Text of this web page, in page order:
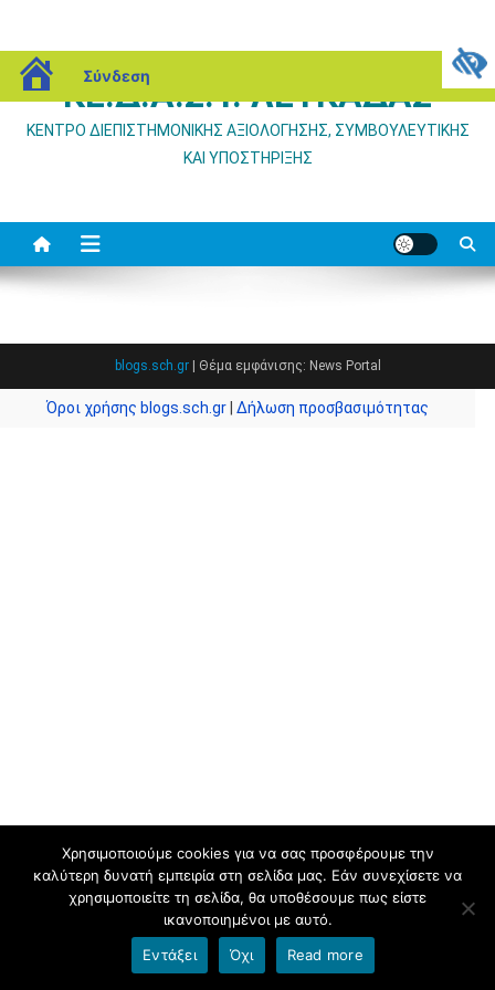
blogs.sch.gr
Σύνδεση
Μεταπηδήστε
στο
ΚΕ.Δ.Α.Σ.Υ. ΛΕΥΚΑΔΑΣ
ΚΕΝΤΡΟ ΔΙΕΠΙΣΤΗΜΟΝΙΚΗΣ ΑΞΙΟΛΟΓΗΣΗΣ, ΣΥΜΒΟΥΛΕΥΤΙΚΗΣ
ΚΑΙ ΥΠΟΣΤΗΡΙΞΗΣ
blogs.sch.gr Θέμα εμφάνισης: News Portal
Όροι χρήσης blogs.sch.gr |Δήλωση προσβασιμότητας
Χρησιμοποιούμε cookies για να σας προσφέρουμε την
καλύτερη δυνατή εμπειρία στη σελίδα μας. Εάν συνεχίσετε να
χρησιμοποιείτε τη σελίδα, θα υποθέσουμε πως είστε
ικανοποιημένοι με αυτό.
Εντάξει
Όχι Read more